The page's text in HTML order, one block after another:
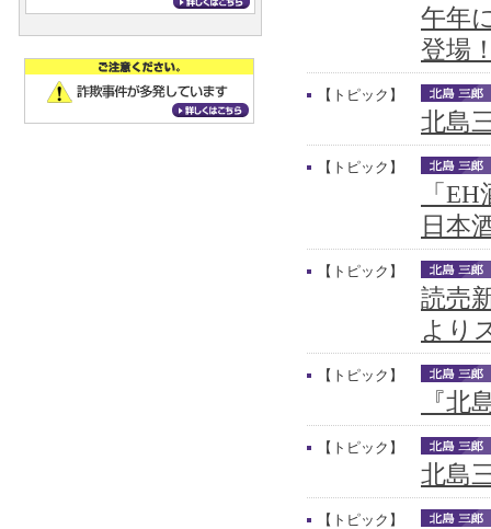
午年
登場
【トピック】
北島
【トピック】
「
日本
【トピック】
読売
より
【トピック】
『北
【トピック】
北島
【トピック】